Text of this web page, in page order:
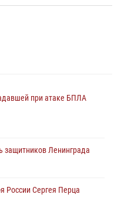
при атаке БПЛА
защитников Ленинграда
России Сергея Перца